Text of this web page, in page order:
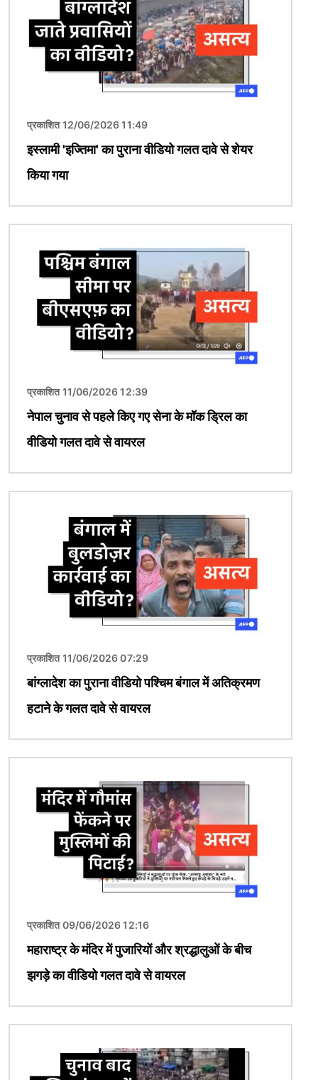
प्रकाशित 12/06/2026 11:49
इस्लामी 'इज्तिमा' का पुराना वीडियो गलत दावे से शेयर
किया गया
प्रकाशित 11/06/2026 12:39
नेपाल चुनाव से पहले किए गए सेना के मॉक ड्रिल का
वीडियो गलत दावे से वायरल
प्रकाशित 11/06/2026 07:29
बांग्लादेश का पुराना वीडियो पश्चिम बंगाल में अतिक्रमण
हटाने के गलत दावे से वायरल
प्रकाशित 09/06/2026 12:16
महाराष्ट्र के मंदिर में पुजारियों और श्रद्धालुओं के बीच
झगड़े का वीडियो गलत दावे से वायरल